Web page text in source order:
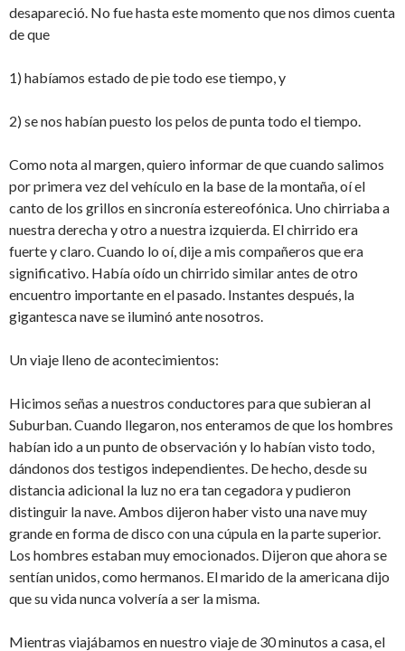
desapareció. No fue hasta este momento que nos dimos cuenta
de que
1) habíamos estado de pie todo ese tiempo, y
2) se nos habían puesto los pelos de punta todo el tiempo.
Como nota al margen, quiero informar de que cuando salimos
por primera vez del vehículo en la base de la montaña, oí el
canto de los grillos en sincronía estereofónica. Uno chirriaba a
nuestra derecha y otro a nuestra izquierda. El chirrido era
fuerte y claro. Cuando lo oí, dije a mis compañeros que era
significativo. Había oído un chirrido similar antes de otro
encuentro importante en el pasado. Instantes después, la
gigantesca nave se iluminó ante nosotros.
Un viaje lleno de acontecimientos:
Hicimos señas a nuestros conductores para que subieran al
Suburban. Cuando llegaron, nos enteramos de que los hombres
habían ido a un punto de observación y lo habían visto todo,
dándonos dos testigos independientes. De hecho, desde su
distancia adicional la luz no era tan cegadora y pudieron
distinguir la nave. Ambos dijeron haber visto una nave muy
grande en forma de disco con una cúpula en la parte superior.
Los hombres estaban muy emocionados. Dijeron que ahora se
sentían unidos, como hermanos. El marido de la americana dijo
que su vida nunca volvería a ser la misma.
Mientras viajábamos en nuestro viaje de 30 minutos a casa, el